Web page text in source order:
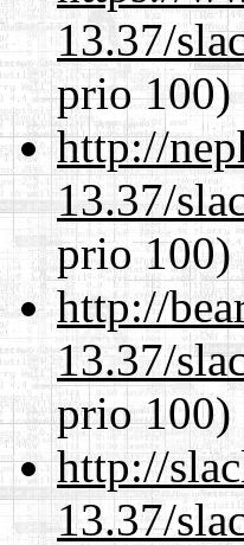
13.37/
prio 100)
http://
13.37/
prio 100)
http://
13.37/
prio 100)
http://
13.37/